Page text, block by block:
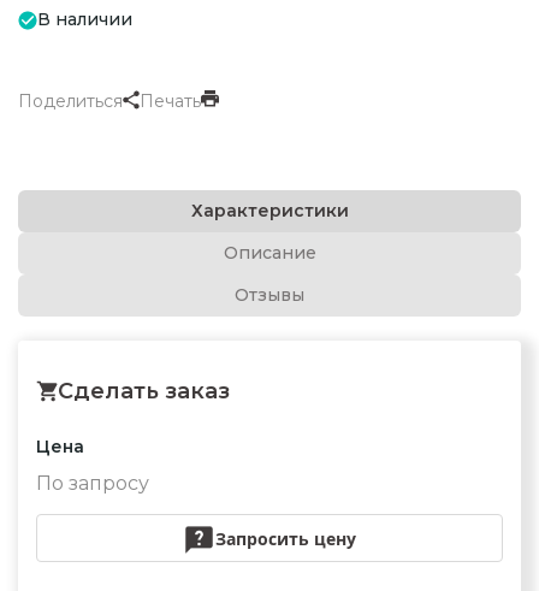
В наличии
Поделиться Печать
Характеристики
Описание
Отзывы
Сделать заказ
Цена
По запросу
Запросить цену